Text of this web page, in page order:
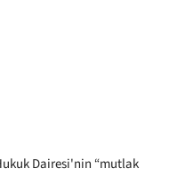
Dairesi'nin “mutlak